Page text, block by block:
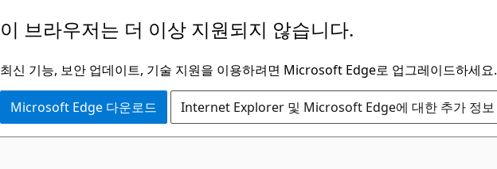
이 브라우저는 더 이상 지원되지 않습니다.
최신 기능, 보안 업데이트, 기술 지원을 이용하려면 Microsoft Edge로 업그레이드하세요.
Microsoft Edge 다운로드 Internet Explorer 및 Microsoft Edge에 대한 추가 정보